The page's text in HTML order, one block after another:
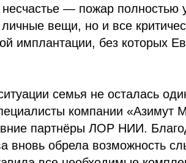
— пожар полностью
личные вещи, но и все
имплантации, без которых
семья не осталась
компании «Азимут
партнёры ЛОР НИИ.
вновь обрела возможность